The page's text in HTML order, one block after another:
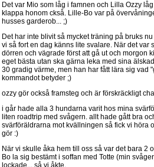
Det var Mio som låg i famnen och Lilla Ozzy
klappa honom ckså. Lille-Bo var på
husses garderob... ;)
Det har inte blivit så mycket träning på bruks
vi så fort en dag känns lite svalare. När det var
dörren och vägrade först att gå ut och morgon
eget bästa utan ska gärna leka med sina
30 gradig värme, men han har fått lära sig vad
kommandot betyder ;)
ozzy gör också framsteg och är förskräckligt
i går hade alla 3 hundarna varit hos mina
liten roadtrip med svågern. allt hade gått bra
svärföräldrarna mot kvällningen så fick vi höra
gör :)
När vi skulle åka hem till oss så var det bara 2
Bo la sig bestämt i soffan med Totte (min
lockade... så vi åkte.